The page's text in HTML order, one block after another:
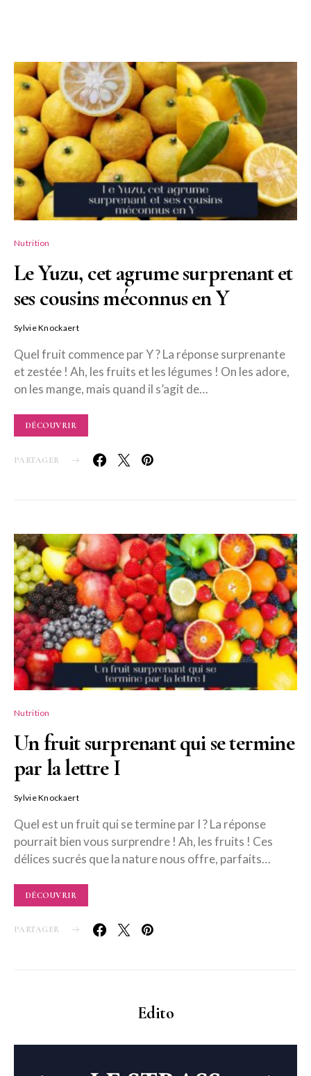
Nutrition
Le Yuzu, cet agrume surprenant et
ses cousins méconnus en Y
Sylvie Knockaert
Quel fruit commence par Y ? La réponse surprenante
et zestée ! Ah, les fruits et les légumes ! On les adore,
on les mange, mais quand il s’agit de…
DÉCOUVRIR
PARTAGER
Nutrition
Un fruit surprenant qui se termine
par la lettre I
Sylvie Knockaert
Quel est un fruit qui se termine par I ? La réponse
pourrait bien vous surprendre ! Ah, les fruits ! Ces
délices sucrés que la nature nous offre, parfaits…
DÉCOUVRIR
PARTAGER
Edito